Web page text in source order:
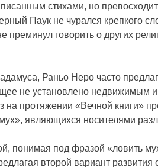
стихами, но
Паук не чурался крепкого
преминул говорить о других
Раньо Неро часто
не установлено недвижимым и
на протяжении «Вечной книги»
являющихся носителями
понимая под фразой «ловить
второй вариант